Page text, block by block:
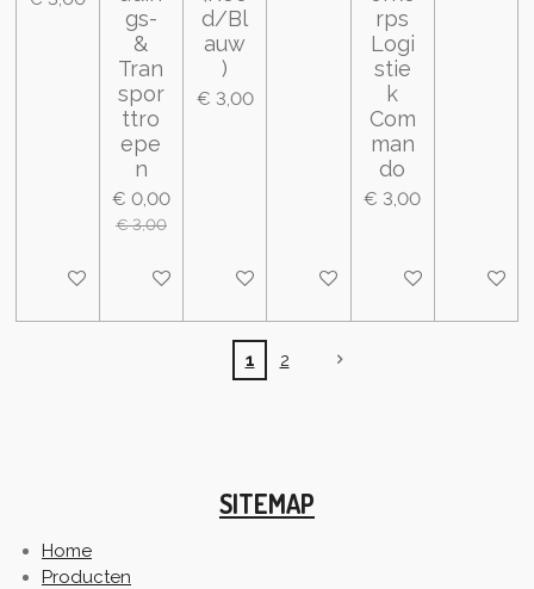
In winkelwagen
gs-
&
Tran
spor
ttro
epe
n
€ 0,00
€ 3,00
In winkelwagen
d/Bl
auw
)
€ 3,00
In winkelwagenIn winkelwagen
rps
Logi
stie
k
Com
man
do
€ 3,00
In winkelwagen
In
1 2
SITEMAP
Home
Producten